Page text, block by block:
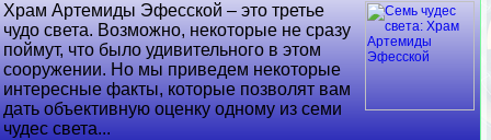
Храм Артемиды Эфесской – это третье
чудо света. Возможно, некоторые не сразу
поймут, что было удивительного в этом
сооружении. Но мы приведем некоторые
интересные факты, которые позволят вам
дать объективную оценку одному из семи
чудес света...